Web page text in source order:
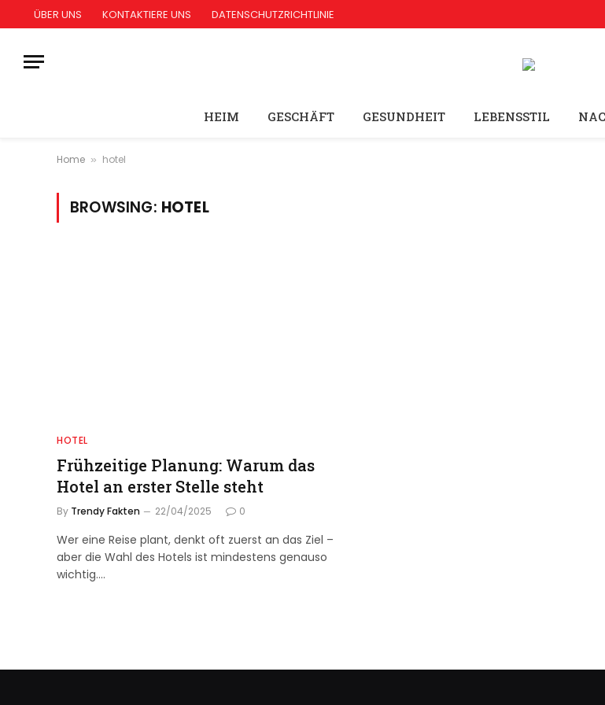
ÜBER UNS KONTAKTIERE UNS DATENSCHUTZRICHTLINIE
HEIM GESCHÄFT GESUNDHEIT LEBENSSTIL
Home » hotel
BROWSING: HOTEL
HOTEL
Frühzeitige Planung: Warum das
Hotel an erster Stelle steht
By Trendy Fakten 22/04/2025 0
Wer eine Reise plant, denkt oft zuerst an das Ziel –
aber die Wahl des Hotels ist mindestens genauso
wichtig.…